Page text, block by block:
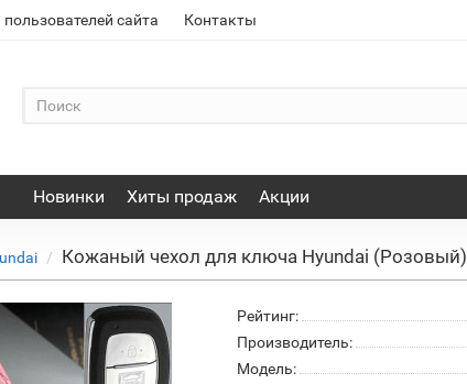
сайта Контакты
Новинки Хиты продаж Акции
Кожаный чехол для ключа Hyundai (Розовый)
Рейтинг:
Производитель:
Модель: